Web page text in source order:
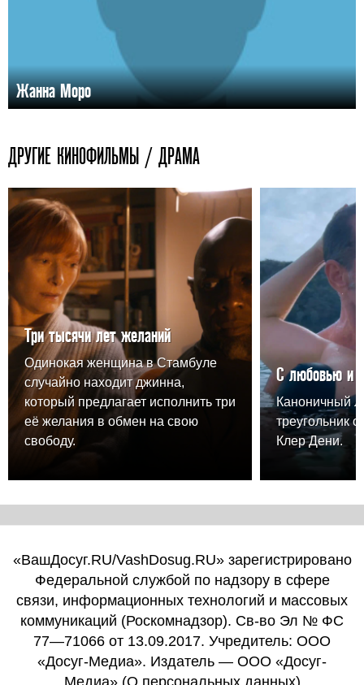
Жанна Моро
ДРУГИЕ КИНОФИЛЬМЫ / ДРАМА
Три тысячи лет желаний
Одинокая женщина в Стамбуле
случайно находит джинна,
который предлагает исполнить три
её желания в обмен на свою
свободу.
С любовью и
Каноничный
треугольник
Клер Дени.
«ВашДосуг.RU/VashDosug.RU» зарегистрировано
Федеральной службой по надзору в сфере
связи, информационных технологий и массовых
коммуникаций (Роскомнадзор). Св-во Эл № ФС
77—71066 от 13.09.2017. Учредитель: ООО
«Досуг-Медиа». Издатель — ООО «Досуг-
Медиа» (О персональных данных)